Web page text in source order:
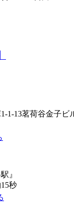
1-13茗荷谷金子ビ
』
秒